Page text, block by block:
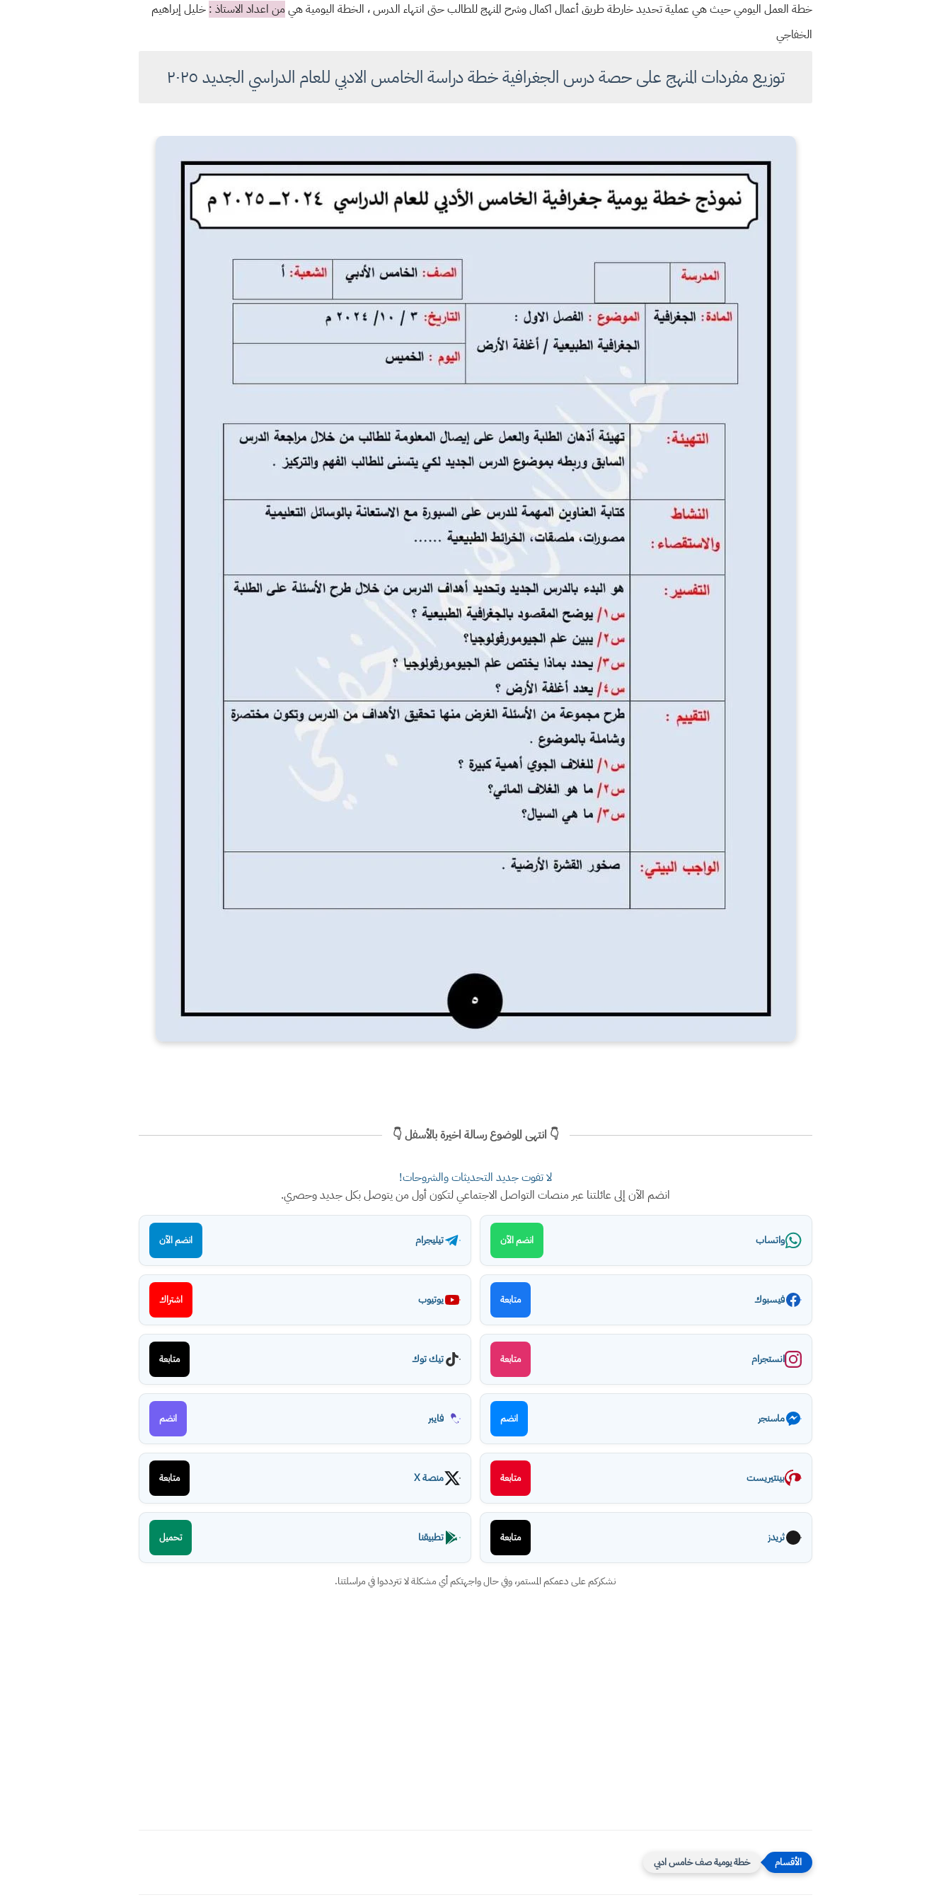
خطة العمل اليومي حيث هيعملية تحديد خارطة طريق أعمال اكمال وشرح المنهج للطالب حتى انتهاء الدرس، الخطة اليومية هي من اعداد الاستاذ : خليل إبراهيم
الخفاجي
توزيع مفردات المنهج على حصة درس الجغرافية خطة دراسة الخامس الادبي للعام الدراسي الجديد ٢٠٢٥
👇 انتهى الموضوع رسالة اخيرة بالأسفل 👇
لا تفوت جديد التحديثات والشروحات!
انضم الآن إلى عائلتنا عبر منصات التواصل الاجتماعي لتكون أول من يتوصل بكل جديد وحصري.
واتساب انضم الآن تيليجرام انضم الآن
فيسبوك متابعة يوتيوب اشتراك
انستجرام متابعة تيك توك متابعة
ماسنجر انضم فايبر انضم
بينتيريست متابعة منصة X متابعة
ثريدز متابعة تطبيقنا تحميل
نشكركم على دعمكم المستمر، وفي حال واجهتكم أي مشكلة لا تترددوا في مراسلتنا.
خطة يومية صف خامس ادبي